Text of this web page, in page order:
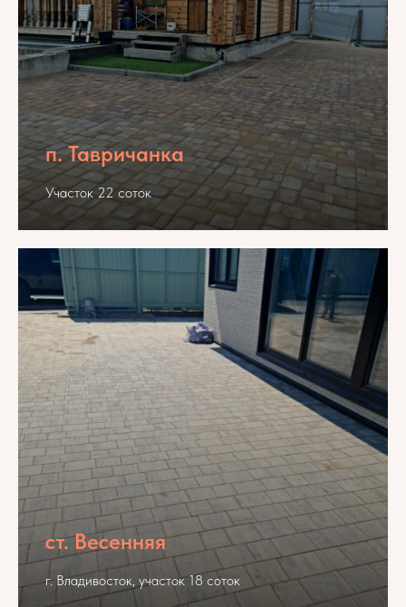
п. Тавричанка
Участок 22 соток
ст. Весенняя
г. Владивосток, участок 18 соток